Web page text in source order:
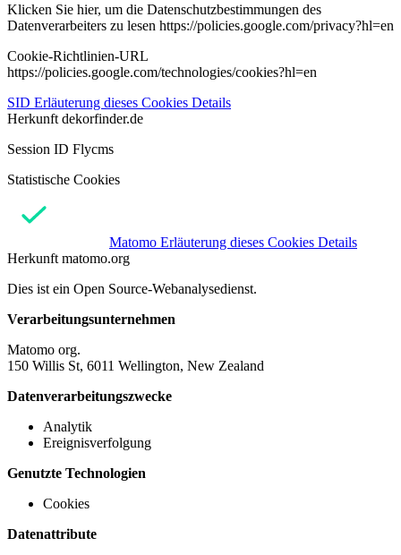
Klicken Sie hier, um die Datenschutzbestimmungen des
Datenverarbeiters zu lesen https://policies.google.com/privacy?hl=en
Cookie-Richtlinien-URL
https://policies.google.com/technologies/cookies?hl=en
SID Erläuterung dieses Cookies Details
Herkunft dekorfinder.de
Session ID Flycms
Statistische Cookies
Matomo Erläuterung dieses Cookies Details
Herkunft matomo.org
Dies ist ein Open Source-Webanalysedienst.
Verarbeitungsunternehmen
Matomo org.
150 Willis St, 6011 Wellington, New Zealand
Datenverarbeitungszwecke
Analytik
Ereignisverfolgung
Genutzte Technologien
Cookies
Datenattribute